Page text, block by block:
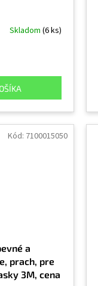
Skladom (6 ks)
a
prach, pre
3M, cena
Kód: 7100015050